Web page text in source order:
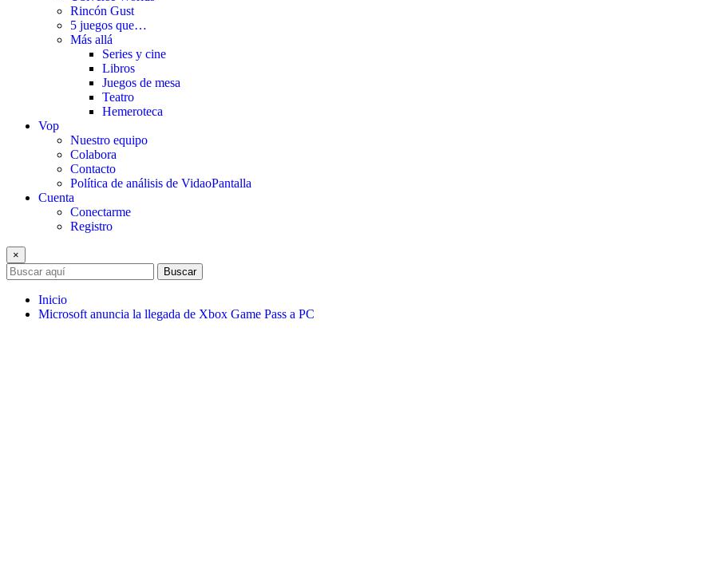
Rincón Gust
5 juegos que…
Más allá
Series y cine
Libros
Juegos de mesa
Teatro
Hemeroteca
Vop
Nuestro equipo
Colabora
Contacto
Política de análisis de VidaoPantalla
Cuenta
Conectarme
Registro
×
Buscar
Inicio
Microsoft anuncia la llegada de Xbox Game Pass a PC